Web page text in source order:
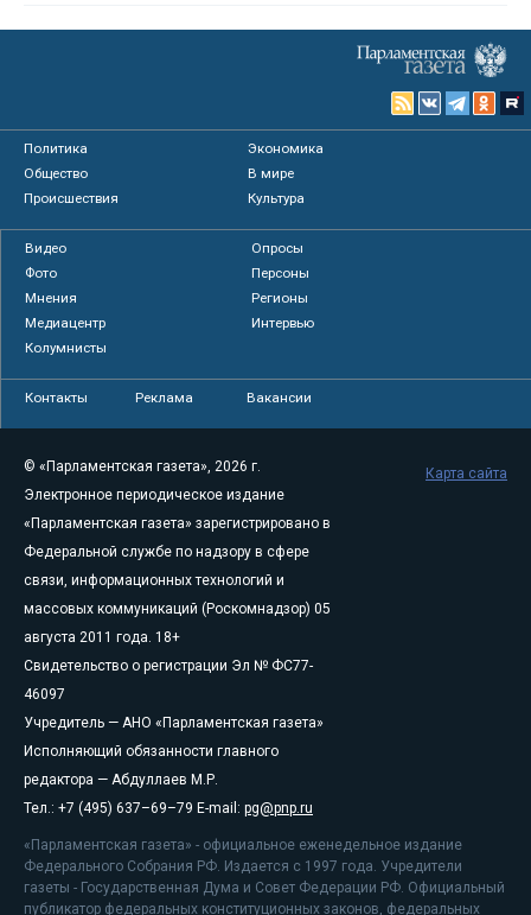
Политика
Экономика
Общество
В мире
Происшествия
Культура
Видео
Опросы
Фото
Персоны
Мнения
Регионы
Медиацентр
Интервью
Колумнисты
Контакты Реклама Вакансии
© «Парламентская газета», 2026 г.
Электронное периодическое издание
«Парламентская газета» зарегистрировано в
Федеральной службе по надзору в сфере
связи, информационных технологий и
массовых коммуникаций (Роскомнадзор) 05
августа 2011 года. 18+
Свидетельство о регистрации Эл № ФС77-
46097
Учредитель — АНО «Парламентская газета»
Исполняющий обязанности главного
редактора — Абдуллаев М.Р.
Тел.: +7 (495) 637–69–79 E-mail: pg@pnp.ru
«Парламентская газета» - официальное еженедельное издание
Федерального Собрания РФ. Издается с 1997 года. Учредители
газеты - Государственная Дума и Совет Федерации РФ. Официальный
публикатор федеральных конституционных законов, федеральных
Карта сайта